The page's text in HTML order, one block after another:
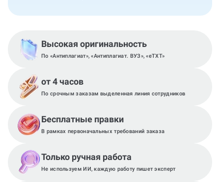
Высокая оригинальность
По «Антиплагиат», «Антиплагиат. ВУЗ», «eTXT»
от 4 часов
По срочным заказам выделенная линия сотрудников
Бесплатные правки
В рамках первоначальных требований заказа
Только ручная работа
Не используем ИИ, каждую работу пишет эксперт